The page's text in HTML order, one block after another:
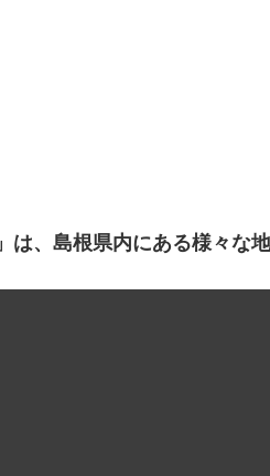
は、島根県内にある様々な